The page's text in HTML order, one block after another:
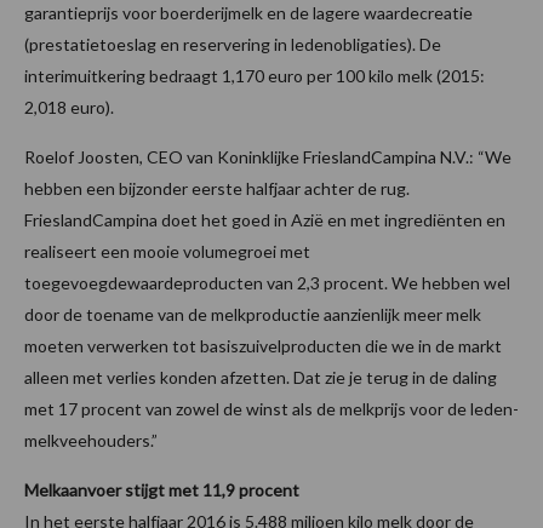
garantieprijs voor boerderijmelk en de lagere waardecreatie
(prestatietoeslag en reservering in ledenobligaties). De
interimuitkering bedraagt 1,170 euro per 100 kilo melk (2015:
2,018 euro).
Roelof Joosten, CEO van Koninklijke FrieslandCampina N.V.: “We
hebben een bijzonder eerste halfjaar achter de rug.
FrieslandCampina doet het goed in Azië en met ingrediënten en
realiseert een mooie volumegroei met
toegevoegdewaardeproducten van 2,3 procent. We hebben wel
door de toename van de melkproductie aanzienlijk meer melk
moeten verwerken tot basiszuivelproducten die we in de markt
alleen met verlies konden afzetten. Dat zie je terug in de daling
met 17 procent van zowel de winst als de melkprijs voor de leden-
melkveehouders.”
Melkaanvoer stijgt met 11,9 procent
In het eerste halfjaar 2016 is 5.488 miljoen kilo melk door de